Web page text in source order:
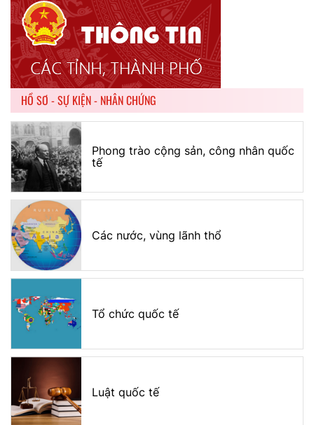
HỒ SƠ - SỰ KIỆN - NHÂN CHỨNG
Phong trào cộng sản, công nhân quốc
tế
Các nước, vùng lãnh thổ
Tổ chức quốc tế
Luật quốc tế